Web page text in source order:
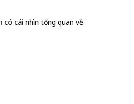
có cái nhìn tổng quan về